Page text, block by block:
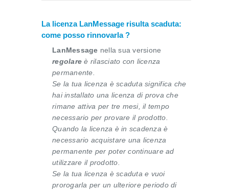
La licenza LanMessage risulta scaduta:
come posso rinnovarla ?
LanMessage nella sua versione
regolare è rilasciato con licenza
permanente.
Se la tua licenza è scaduta significa che
hai installato una licenza di prova che
rimane attiva per tre mesi, il tempo
necessario per provare il prodotto.
Quando la licenza è in scadenza è
necessario acquistare una licenza
permanente per poter continuare ad
utilizzare il prodotto.
Se la tua licenza è scaduta e vuoi
prorogarla per un ulteriore periodo di